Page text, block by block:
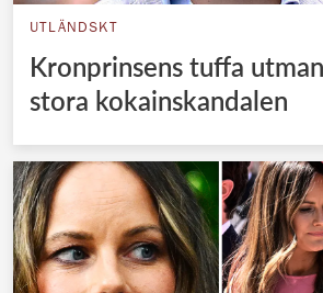
UTLÄNDSKT
Kronprinsens tuffa
stora kokainskandalen